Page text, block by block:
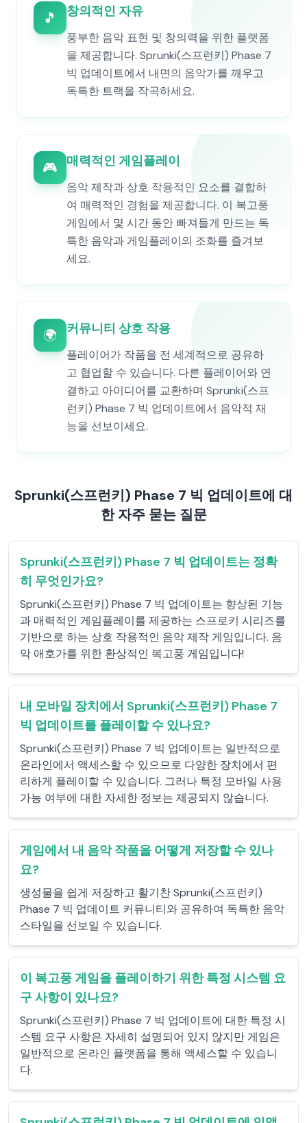
🎵 창의적인 자유
풍부한 음악 표현 및 창의력을 위한 플랫폼
을 제공합니다. Sprunki(스프런키) Phase 7
빅 업데이트에서 내면의 음악가를 깨우고
독특한 트랙을 작곡하세요.
🎮 매력적인 게임플레이
음악 제작과 상호 작용적인 요소를 결합하
여 매력적인 경험을 제공합니다. 이 복고풍
게임에서 몇 시간 동안 빠져들게 만드는 독
특한 음악과 게임플레이의 조화를 즐겨보
세요.
🌍 커뮤니티 상호 작용
플레이어가 작품을 전 세계적으로 공유하
고 협업할 수 있습니다. 다른 플레이어와 연
결하고 아이디어를 교환하며 Sprunki(스프
런키) Phase 7 빅 업데이트에서 음악적 재
능을 선보이세요.
Sprunki(스프런키) Phase 7 빅 업데이트에 대
한 자주 묻는 질문
Sprunki(스프런키) Phase 7 빅 업데이트는 정확
히 무엇인가요?
Sprunki(스프런키) Phase 7 빅 업데이트는 향상된 기능
과 매력적인 게임플레이를 제공하는 스프로키 시리즈를
기반으로 하는 상호 작용적인 음악 제작 게임입니다. 음
악 애호가를 위한 환상적인 복고풍 게임입니다!
내 모바일 장치에서 Sprunki(스프런키) Phase 7
빅 업데이트를 플레이할 수 있나요?
Sprunki(스프런키) Phase 7 빅 업데이트는 일반적으로
온라인에서 액세스할 수 있으므로 다양한 장치에서 편
리하게 플레이할 수 있습니다. 그러나 특정 모바일 사용
가능 여부에 대한 자세한 정보는 제공되지 않습니다.
게임에서 내 음악 작품을 어떻게 저장할 수 있나
요?
생성물을 쉽게 저장하고 활기찬 Sprunki(스프런키)
Phase 7 빅 업데이트 커뮤니티와 공유하여 독특한 음악
스타일을 선보일 수 있습니다.
이 복고풍 게임을 플레이하기 위한 특정 시스템 요
구 사항이 있나요?
Sprunki(스프런키) Phase 7 빅 업데이트에 대한 특정 시
스템 요구 사항은 자세히 설명되어 있지 않지만 게임은
일반적으로 온라인 플랫폼을 통해 액세스할 수 있습니
다.